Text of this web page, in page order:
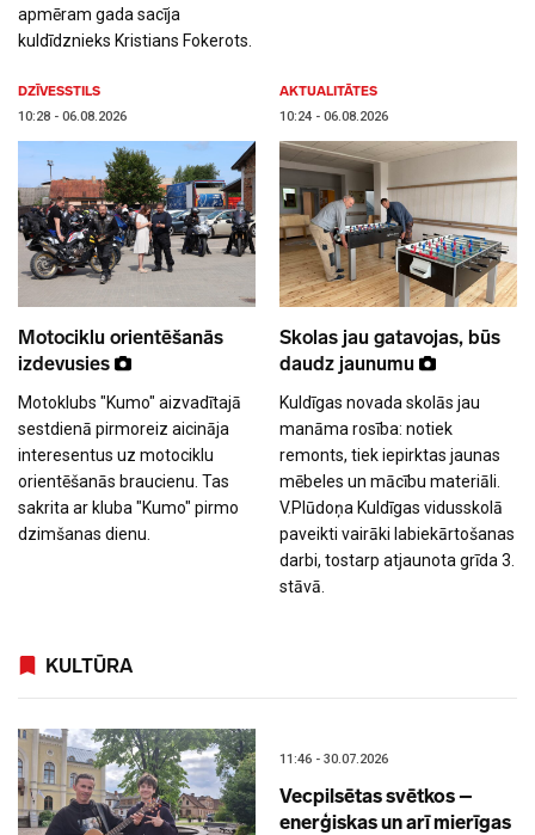
apmēram gada sacīja
kuldīdznieks Kristians Fokerots.
DZĪVESSTILS
10:28 - 06.08.2026
Motociklu orientēšanās
izdevusies
Motoklubs "Kumo" aizvadītajā
sestdienā pirmoreiz aicināja
interesentus uz motociklu
orientēšanās braucienu. Tas
sakrita ar kluba "Kumo" pirmo
dzimšanas dienu.
AKTUALITĀTES
10:24 - 06.08.2026
Skolas jau gatavojas, būs
daudz jaunumu
Kuldīgas novada skolās jau
manāma rosība: notiek
remonts, tiek iepirktas jaunas
mēbeles un mācību materiāli.
V.Plūdoņa Kuldīgas vidusskolā
paveikti vairāki labiekārtošanas
darbi, tostarp atjaunota grīda 3.
stāvā.
KULTŪRA
11:46 - 30.07.2026
Vecpilsētas svētkos –
enerģiskas un arī mierīgas